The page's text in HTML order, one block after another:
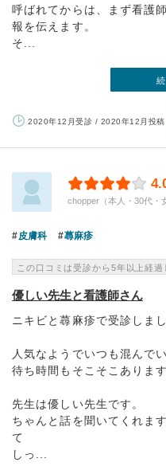
呼ばれてからは、まず看護
報を伝えます。
そ...
2020年12月受診 / 2020年12月投稿
chopper（本人・30代・
皮膚科 蕁麻疹
この口コミは受診から5年以上経過
優しい先生と看護師さん
ニキビと蕁麻疹で受診しまし
人気なようでいつも混んでい
待ち時間もそこそこあります
先生は優しい先生です。
ちゃんと話を聞いてくれま
て
しっ...